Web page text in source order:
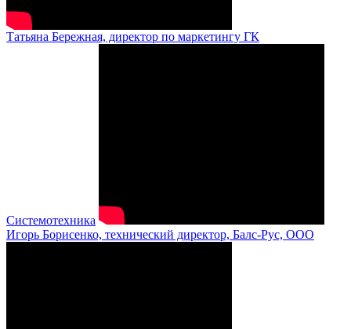
Татьяна Бережная, директор по маркетингу ГК
Системотехника
Игорь Борисенко, технический директор, Балс-Рус, ООО